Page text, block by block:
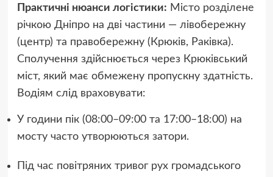
Практичні нюанси логістики: Місто розділене
річкою Дніпро на дві частини — лівобережну
(центр) та правобережну (Крюків, Раківка).
Сполучення здійснюється через Крюківський
міст, який має обмежену пропускну здатність.
Водіям слід враховувати:
У години пік (08:00–09:00 та 17:00–18:00) на
мосту часто утворюються затори.
Під час повітряних тривог рух громадського